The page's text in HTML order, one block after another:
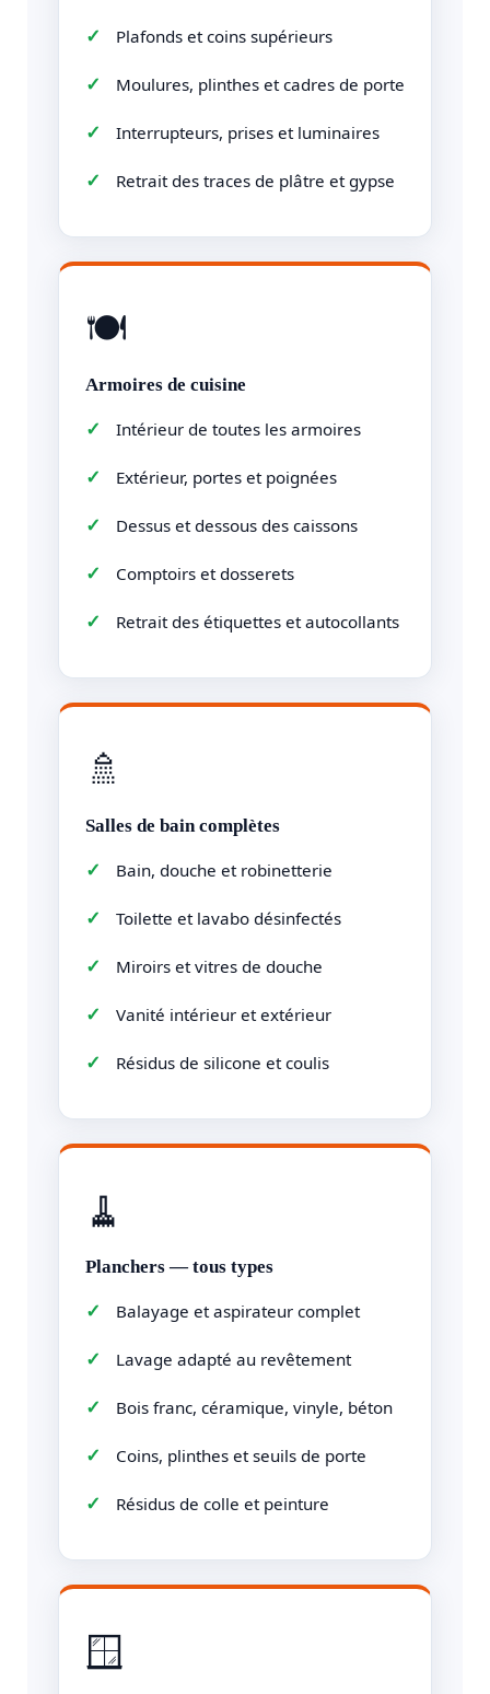
Plafonds et coins supérieurs
Moulures, plinthes et cadres de porte
Interrupteurs, prises et luminaires
Retrait des traces de plâtre et gypse
🍽️
Armoires de cuisine
Intérieur de toutes les armoires
Extérieur, portes et poignées
Dessus et dessous des caissons
Comptoirs et dosserets
Retrait des étiquettes et autocollants
🚿
Salles de bain complètes
Bain, douche et robinetterie
Toilette et lavabo désinfectés
Miroirs et vitres de douche
Vanité intérieur et extérieur
Résidus de silicone et coulis
🧹
Planchers — tous types
Balayage et aspirateur complet
Lavage adapté au revêtement
Bois franc, céramique, vinyle, béton
Coins, plinthes et seuils de porte
Résidus de colle et peinture
🪟